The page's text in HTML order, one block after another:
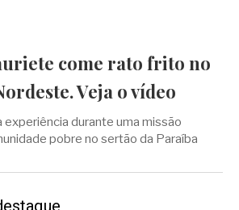
come rato frito no
Veja o vídeo
durante uma missão
pobre no sertão da Paraíba